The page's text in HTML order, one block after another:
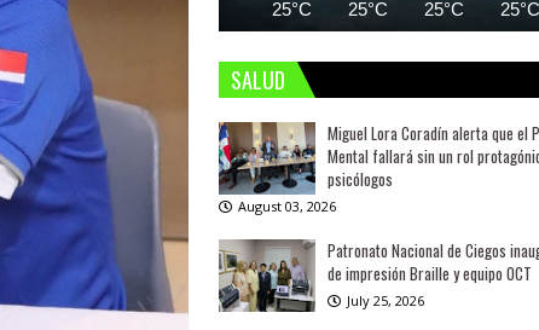
25°C 25°C 25°C 25°C
SALUD
Miguel Lora Coradín alerta que el
Mental fallará sin un rol
psicólogos
August 03, 2026
Patronato Nacional de Ciegos
de impresión Braille y equipo OCT
July 25, 2026